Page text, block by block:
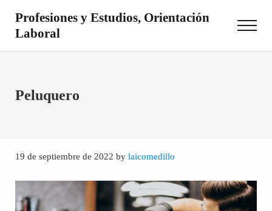
Profesiones y Estudios, Orientación
Laboral
Menu
Peluquero
19 de septiembre de 2022 by laicomedillo